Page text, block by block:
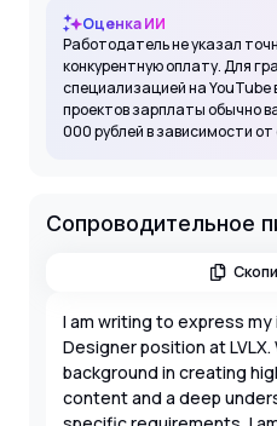
Оценка ИИ
Работодатель не указал
конкурентную оплату. Для
специализацией на
проектов зарплаты обычно
000 рублей в зависимости
Сопроводительное
I am writing to express
Designer position at
background in creating
content and a deep